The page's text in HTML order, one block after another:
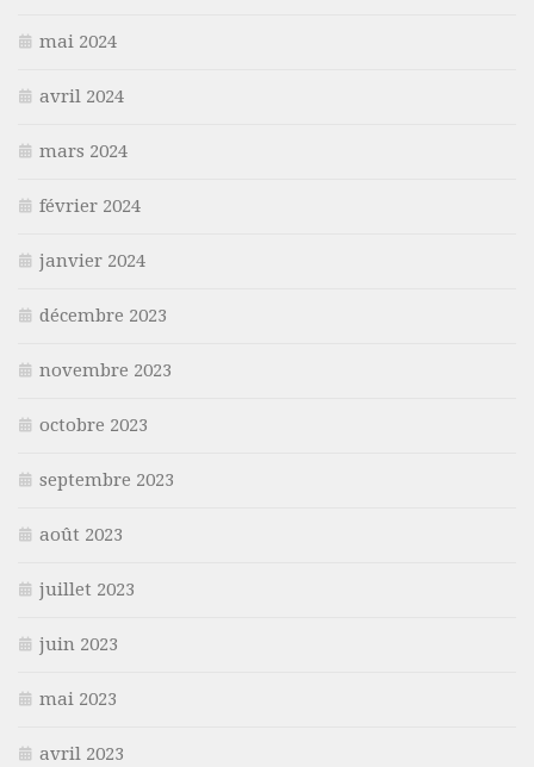
mai 2024
avril 2024
mars 2024
février 2024
janvier 2024
décembre 2023
novembre 2023
octobre 2023
septembre 2023
août 2023
juillet 2023
juin 2023
mai 2023
avril 2023